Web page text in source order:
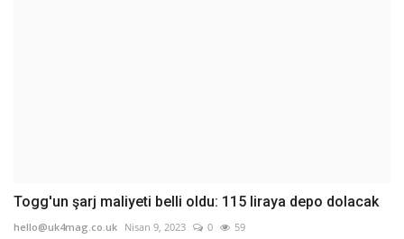
Togg'un şarj maliyeti belli oldu: 115 liraya depo dolacak
hello@uk4mag.co.uk Nisan 9, 2023 0 59